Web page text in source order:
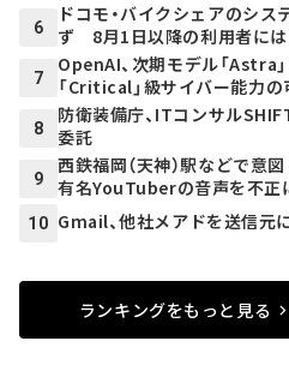
6
ドコモ・バイクシェアのシス
ず 8月1日以降の利用者には
7
OpenAI、次期モデル「Astra
「Critical」級サイバー能力
8
防衛装備庁、ITコンサル
委託
9
西鉄福岡（天神）駅などで
有名YouTuberの音声を不正
10 Gmail、他社メアドを送信元
ランキングをもっと見る